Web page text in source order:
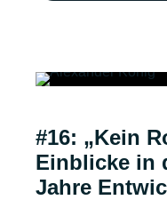
#16: „Kein
Einblicke in
Jahre